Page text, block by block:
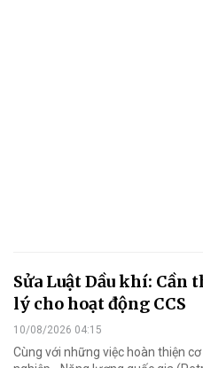
Sửa Luật Dầu khí: Cần
lý cho hoạt động CCS
10/08/2026 04:15
Cùng với những việc hoàn thiện